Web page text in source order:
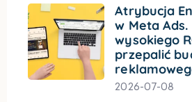
Atrybucja
w Meta Ads.
wysokiego
przepalić
2026-07-08